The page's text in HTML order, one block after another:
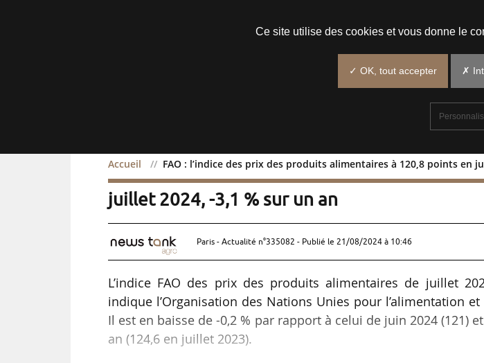
Accueil FAO : l’indice des prix des produits alimentaires à 120,8 points en
FAO : l’indice des prix des produits
juillet 2024, -3,1 % sur un an
Paris - Actualité n°335082 - Publié le 21/08/2024 à 10:46
L’indice FAO des prix des produits alimentaires de juillet
indique l’Organisation des Nations Unies pour l’alimentation et
Il est en baisse de -0,2 % par rapport à celui de juin 2024 (121)
an (124,6 en juillet 2023).
Ce site utilise des cookies et vous donne le
✓ OK, tout accepter ✗